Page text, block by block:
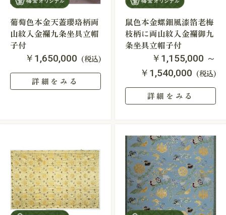
葡萄色本金天蓋瓔珞柄両
山紋入金襴九条坐具立帽
子付
￥1,650,000 (税込)
詳細をみる
鼠色本金螺鈿風漆箔老梅
枝柄に両山紋入金襴御九
条坐具立帽子付
￥1,155,000 ～
￥1,540,000 (税込)
詳細をみる